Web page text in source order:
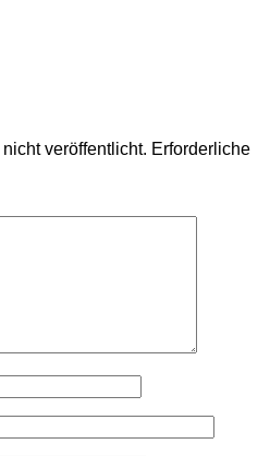
veröffentlicht. Erforderliche